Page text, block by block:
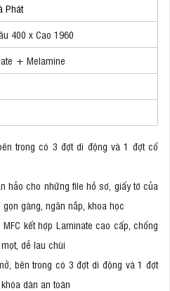
Phát
400 x Cao 1960
+ Melamine
trong có 3 đợt di động và 1 đợt cố
hảo cho những file hồ sơ, giấy tờ của
gàng, ngăn nắp, khoa học
kết hợp Laminate cao cấp, chống
dễ lau chùi
bên trong có 3 đợt di động và 1 đợt
dàn an toàn